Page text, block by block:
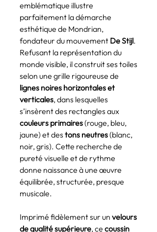
emblématique illustre
parfaitement la démarche
esthétique de Mondrian,
fondateur du mouvement De Stijl.
Refusant la représentation du
monde visible, il construit ses toiles
selon une grille rigoureuse de
lignes noires horizontales et
verticales, dans lesquelles
s’insèrent des rectangles aux
couleurs primaires(rouge, bleu,
jaune) et des tons neutres(blanc,
noir, gris). Cette recherche de
pureté visuelle et de rythme
donne naissance à une œuvre
équilibrée, structurée, presque
musicale.
Imprimé fidèlement sur un velours
de qualité supérieure, ce coussin